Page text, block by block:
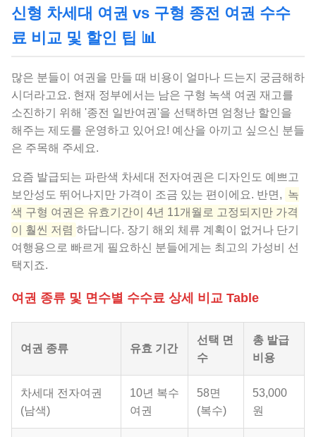
신형 차세대 여권 vs 구형 종전 여권 수수
료 비교 및 할인 팁 📊
많은 분들이 여권을 만들 때 비용이 얼마나 드는지 궁금해하
시더라고요. 현재 정부에서는 남은 구형 녹색 여권 재고를
소진하기 위해 '종전 일반여권'을 선택하면 엄청난 할인을
해주는 제도를 운영하고 있어요! 예산을 아끼고 싶으신 분들
은 주목해 주세요.
요즘 발급되는 파란색 차세대 전자여권은 디자인도 예쁘고
보안성도 뛰어나지만 가격이 조금 있는 편이에요. 반면, 녹
색 구형 여권은 유효기간이 4년 11개월로 고정되지만 가격
이 훨씬 저렴 하답니다. 장기 해외 체류 계획이 없거나 단기
여행용으로 빠르게 필요하신 분들에게는 최고의 가성비 선
택지죠.
여권 종류 및 면수별 수수료 상세 비교 Table
여권 종류 유효 기간
선택 면
수
총 발급
비용
차세대 전자여권
(남색)
10년 복수
여권
58면
(복수)
53,000
원